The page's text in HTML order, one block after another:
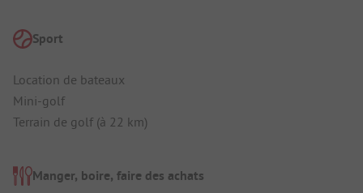
Sport
Location de bateaux
Mini-golf
Terrain de golf (à 22 km)
Manger, boire, faire des achats